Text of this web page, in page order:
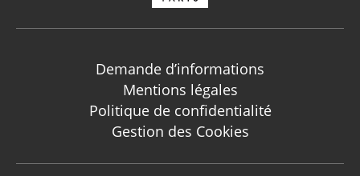
Demande d’informations
Mentions légales
Politique de confidentialité
Gestion des Cookies